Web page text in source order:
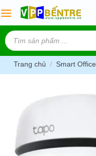
to
content
Tìm
kiếm
sản
phẩm
Trang chủ / Smart Office